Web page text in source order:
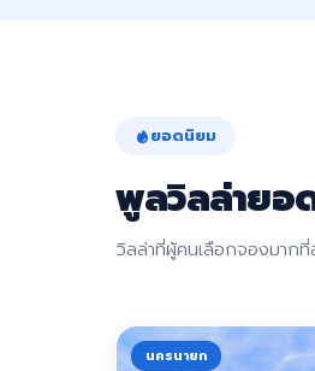
ยอดนิยม
พูลวิลล่ายอ
วิลล่าที่ผู้คนเลือกจองมา
นครนายก